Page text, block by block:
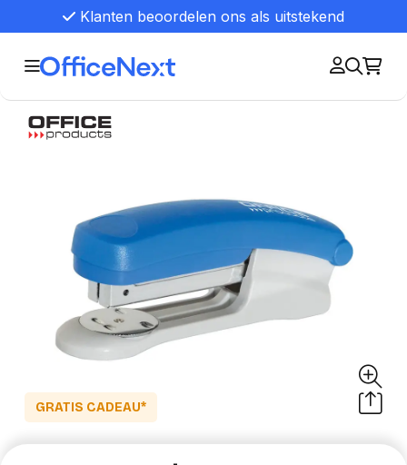
Klanten beoordelen ons als uitstekend
GRATIS CADEAU*